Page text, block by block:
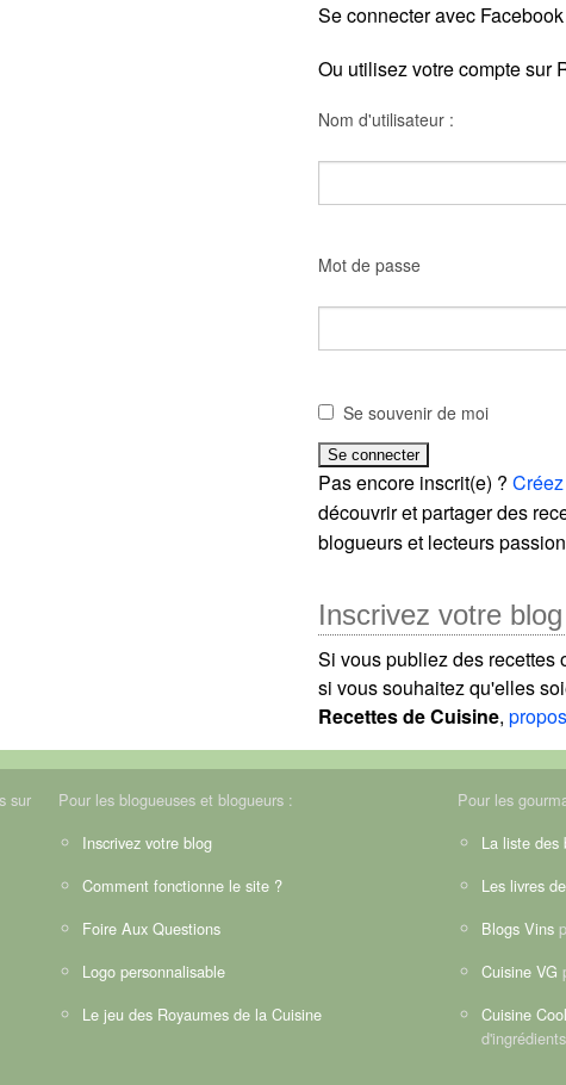
Se connecter avec
Ou utilisez votre compte sur
Nom d'utilisateur :
Mot de passe
Se souvenir de moi
Pas encore inscrit(e) ?
découvrir et partager des
blogueurs et lecteurs
Inscrivez votre
Si vous publiez des recettes
si vous souhaitez qu'elles
Recettes de Cuisine,
sur
Pour les blogueuses et blogueurs :
Inscrivez votre blog
Comment fonctionne le site ?
Foire Aux Questions
Logo personnalisable
Le jeu des Royaumes de la Cuisine
Pour les
La liste des
Les livres
Blogs Vins
Cuisine VG
Cuisine Cool